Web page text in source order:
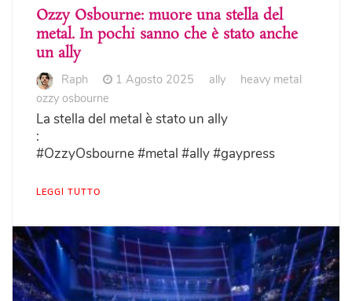
Ozzy Osbourne: muore una stella del
metal. In pochi sanno che è stato anche
un ally
Raph 1 Agosto 2025 ally
heavy metal
ozzy osbourne
La stella del metal è stato un ally
:
#OzzyOsbourne #metal #ally #gaypress
LEGGI TUTTO